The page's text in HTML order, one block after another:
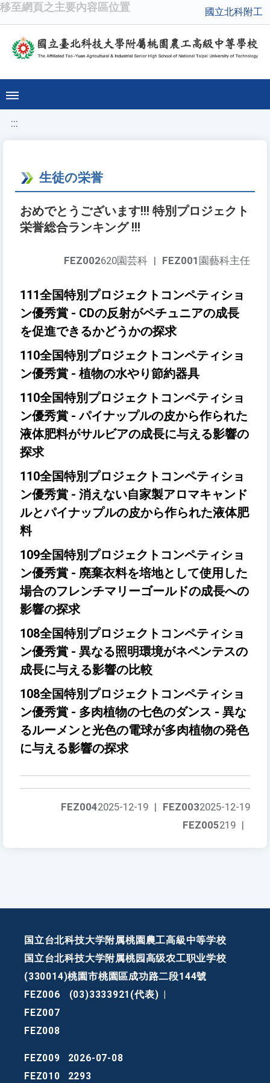
移至網頁之主要內容區位置 國立北科附工
:::
生徒の栄誉
おめでとうございます!!! 特別プロジェクト
栄誉総合ランキング !!!
FEZ001 園藝科主任
FEZ002620園芸科 |
111全国特別プロジェクトコンペティショ
ン優秀賞 - CDの反射がペチュニアの成長
を促進できるかどうかの探求
110全国特別プロジェクトコンペティショ
ン優秀賞 - 植物の水やり節約器具
110全国特別プロジェクトコンペティショ
ン優秀賞 - パイナップルの皮から作られた
液体肥料がサルビアの成長に与える影響の
探求
110全国特別プロジェクトコンペティショ
ン優秀賞 - 消えない自家製アロマキャンド
ルとパイナップルの皮から作られた液体肥
料
109全国特別プロジェクトコンペティショ
ン優秀賞 - 廃棄衣料を培地として使用した
場合のフレンチマリーゴールドの成長への
影響の探求
108全国特別プロジェクトコンペティショ
ン優秀賞 - 異なる照明環境がネペンテスの
成長に与える影響の比較
108全国特別プロジェクトコンペティショ
ン優秀賞 - 多肉植物の七色のダンス - 異な
るルーメンと光色の電球が多肉植物の発色
に与える影響の探求
FEZ0032025-12-19
FEZ0042025-12-19 |
FEZ005219 |
国立台北科技大学附属桃園農工高級中等学校
国立台北科技大学附属桃园高级农工职业学校
(330014)桃園市桃園區成功路二段144號
FEZ006
(03)3333921(代表)
FEZ007
FEZ008
FEZ009
2026-07-08
FEZ010
2293